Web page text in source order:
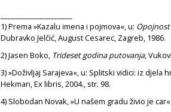
1)Prema »Kazalu imena i pojmova«, u:
Dubravko Jelčić, August Cesarec, Zagreb, 1986.
2)Jasen Boko, Trideset godina putovanja,
3)»Doživljaj Sarajeva«, u: Splitski vidici: iz djela
Hekman, Ex libris, 2004., str. 98.
4) Slobodan Novak, »U našem gradu živio je